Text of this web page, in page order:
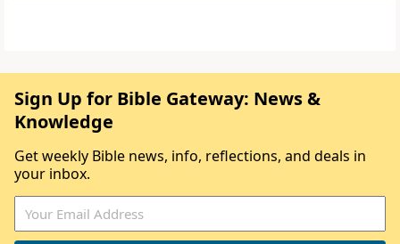
Sign Up for Bible Gateway: News &
Knowledge
Get weekly Bible news, info, reflections, and deals in
your inbox.